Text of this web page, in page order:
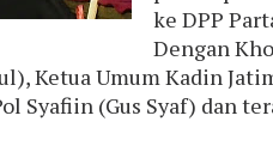
ke DPP
Dengan
Ketua Umum Kadin
Syafiin (Gus Syaf) dan